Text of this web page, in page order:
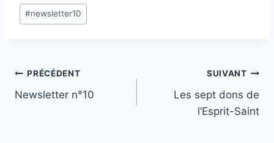
Étiquettes
de
#newsletter10
Navigation
de
PRÉCÉDENT
Newsletter n°10
SUIVANT
Les sept dons de
l’Esprit-Saint